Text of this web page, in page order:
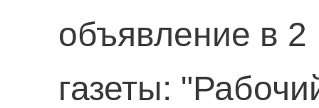
объявление в 2
газеты: